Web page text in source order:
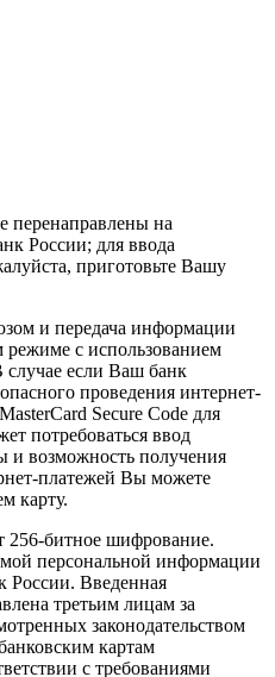
перенаправлены на
России; для ввода
приготовьте Вашу
и передача информации
с использованием
если Ваш банк
проведения интернет-
Secure Code для
потребоваться ввод
и возможность получения
платежей Вы можете
карту.
256-битное шифрование.
персональной информации
России. Введенная
третьим лицам за
законодательством
картам
с требованиями